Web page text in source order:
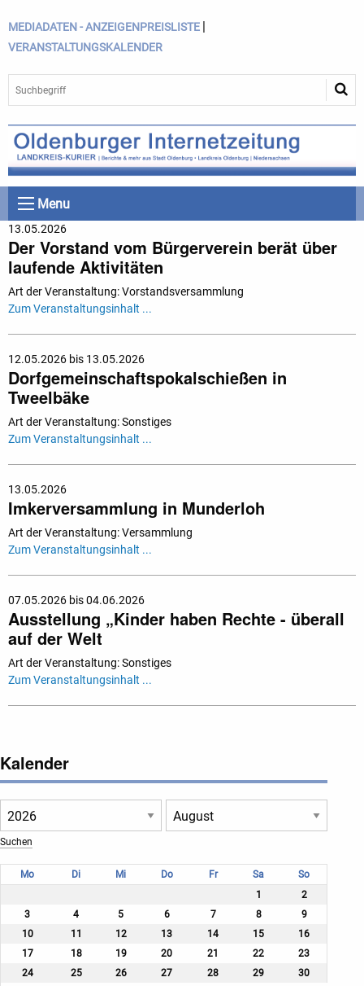
MEDIADATEN - ANZEIGENPREISLISTE |
VERANSTALTUNGSKALENDER
Menu
13.05.2026
Der Vorstand vom Bürgerverein berät über
laufende Aktivitäten
Art der Veranstaltung: Vorstandsversammlung
Zum Veranstaltungsinhalt ...
12.05.2026 bis 13.05.2026
Dorfgemeinschaftspokalschießen in
Tweelbäke
Art der Veranstaltung: Sonstiges
Zum Veranstaltungsinhalt ...
13.05.2026
Imkerversammlung in Munderloh
Art der Veranstaltung: Versammlung
Zum Veranstaltungsinhalt ...
07.05.2026 bis 04.06.2026
Ausstellung „Kinder haben Rechte - überall
auf der Welt
Art der Veranstaltung: Sonstiges
Zum Veranstaltungsinhalt ...
Kalender
Mo Di Mi Do Fr Sa
So
1
2
3
4 5 6 7 8
9
10
11 12 13 14 15
16
17
18 19 20 21 22
23
24
25 26 27 28 29
30